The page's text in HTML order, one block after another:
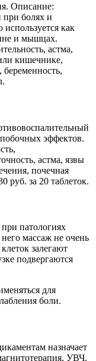
Описание:
при болях и
как
и мышцах.
астма,
кишечнике,
беременность,
эффектов.
астма, язвы
почечная
руб. за 20 таблеток.
патологиях
массаж не очень
залегают
подвергаются
для
боли.
назначает
УВЧ.